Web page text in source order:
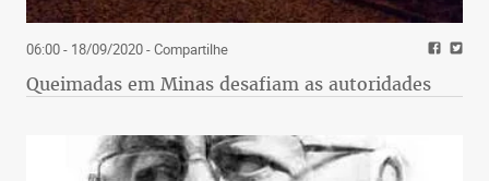
06:00 - 18/09/2020- Compartilhe
Queimadas em Minas desafiam as autoridades